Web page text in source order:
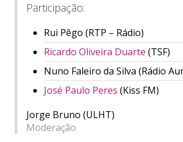
Participação:
Rui Pêgo (RTP – Rádio)
Ricardo Oliveira Duarte (TSF)
Nuno Faleiro da Silva (Rádio
José Paulo Peres (Kiss FM)
Jorge Bruno (ULHT)
Moderação